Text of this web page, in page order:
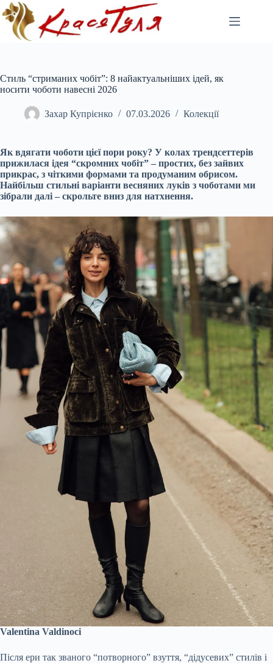
Перейти
до
вмісту
Стиль “стриманих чобіт”: 8 найактуальніших ідей, як
носити чоботи навесні 2026
Захар Купрієнко 07.03.2026 Колекції
Як вдягати чоботи цієї пори року? У колах трендсеттерів
прижилася ідея “скромних чобіт” – простих, без зайвих
прикрас, з чіткими формами та продуманим обрисом.
Найбільш стильні варіанти весняних луків з чоботами ми
зібрали далі – скрольте вниз для натхнення.
Valentina Valdinoci
Після ери так званого “потворного” взуття, “дідусевих” стилів і